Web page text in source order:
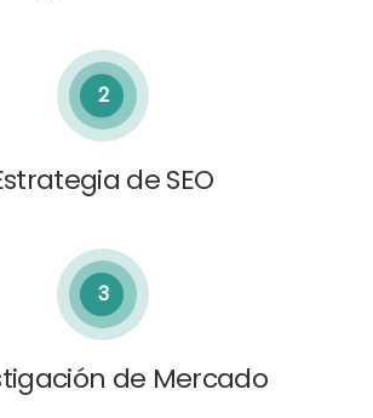
2
de SEO
3
de Mercado